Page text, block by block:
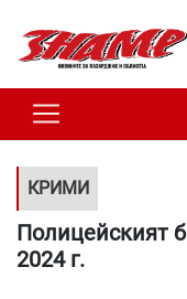
КРИМИ
Полицейският
2024 г.